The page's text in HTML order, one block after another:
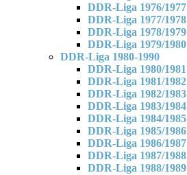
DDR-Liga 1976/1977
DDR-Liga 1977/1978
DDR-Liga 1978/1979
DDR-Liga 1979/1980
DDR-Liga 1980-1990
DDR-Liga 1980/1981
DDR-Liga 1981/1982
DDR-Liga 1982/1983
DDR-Liga 1983/1984
DDR-Liga 1984/1985
DDR-Liga 1985/1986
DDR-Liga 1986/1987
DDR-Liga 1987/1988
DDR-Liga 1988/1989